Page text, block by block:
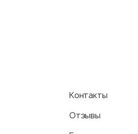
Контакты
Отзывы